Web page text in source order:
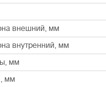
внешний, мм
внутренний, мм
мм
мм